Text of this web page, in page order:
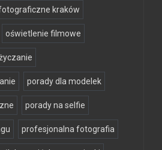
kraków
oświetlenie filmowe
porady dla modelek
porady na selfie
profesjonalna fotografia